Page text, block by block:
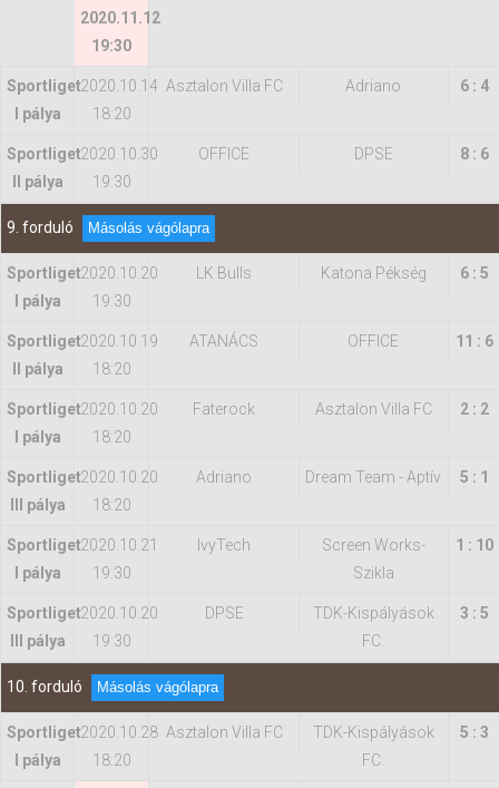
2020.11.12
19:30
Sportliget
I pálya
2020.10.14
18:20
Asztalon Villa FC Adriano 6 : 4
Sportliget
II pálya
2020.10.30
19:30
OFFICE DPSE 8 : 6
9. forduló Másolás vágólapra
Sportliget
I pálya
2020.10.20
19:30
LK Bulls Katona Pékség 6 : 5
Sportliget
II pálya
2020.10.19
18:20
ATANÁCS OFFICE 11 : 6
Sportliget
I pálya
2020.10.20
18:20
Faterock Asztalon Villa FC 2 : 2
Sportliget
III pálya
2020.10.20
18:20
Adriano Dream Team - Aptív 5 : 1
Sportliget
I pálya
2020.10.21
19:30
IvyTech
Screen Works-
Szikla
1 : 10
Sportliget
III pálya
2020.10.20
19:30
DPSE
TDK-Kispályások
FC.
3 : 5
10. forduló Másolás vágólapra
Sportliget
I pálya
2020.10.28
18:20
Asztalon Villa FC
TDK-Kispályások
FC.
5 : 3